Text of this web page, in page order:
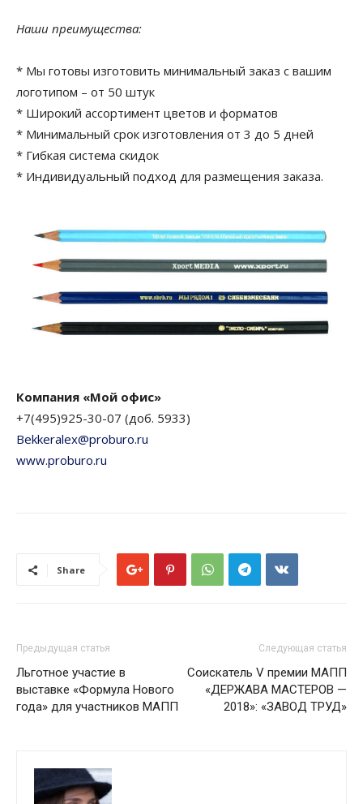
Наши преимущества:
* Мы готовы изготовить минимальный заказ с вашим
логотипом – от 50 штук
* Широкий ассортимент цветов и форматов
* Минимальный срок изготовления от 3 до 5 дней
* Гибкая система скидок
* Индивидуальный подход для размещения заказа.
Компания «Мой офис»
+7(495)925-30-07 (доб. 5933)
Bekkeralex@proburo.ru
www.proburo.ru
Share
Предыдущая статья
Льготное участие в
выставке «Формула Нового
года» для участников МАПП
Следующая статья
Соискатель V премии МАПП
«ДЕРЖАВА МАСТЕРОВ —
2018»: «ЗАВОД ТРУД»